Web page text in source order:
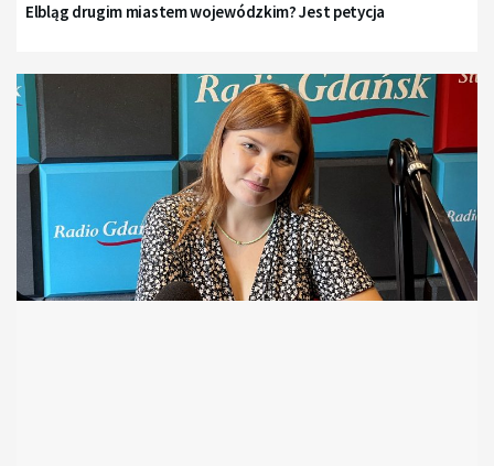
Elbląg drugim miastem wojewódzkim? Jest petycja